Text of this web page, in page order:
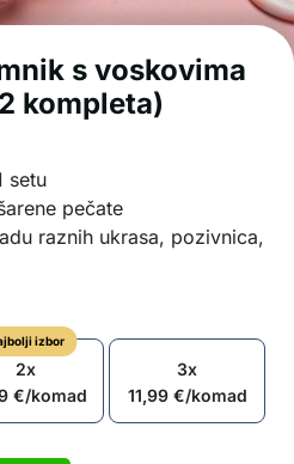
s voskovima
kompleta)
setu
pečate
raznih ukrasa, pozivnica,
i uradi sam projekte
s WaxKit
sa 10 različitih boja
izbor
2x
€/komad
3x
11,99 €/komad